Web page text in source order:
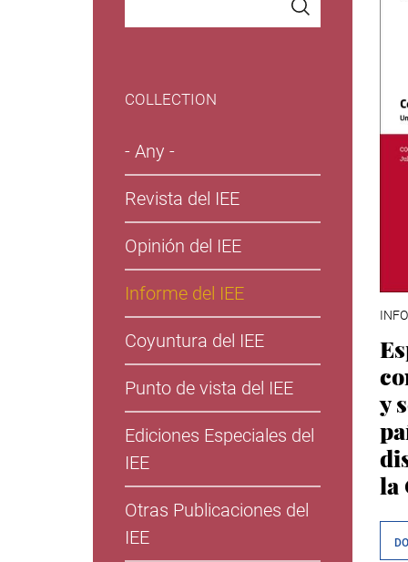
COLLECTION
- Any -
Revista del IEE
Opinión del IEE
Informe del IEE
Coyuntura del IEE
Punto de vista del IEE
Ediciones Especiales del
IEE
Otras Publicaciones del
IEE
y
la